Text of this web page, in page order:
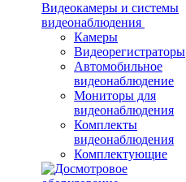
Видеокамеры и системы
видеонаблюдения
Камеры
Видеорегистраторы
Автомобильное
видеонаблюдение
Мониторы для
видеонаблюдения
Комплекты
видеонаблюдения
Комплектующие